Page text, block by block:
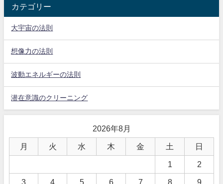
カテゴリー
大宇宙の法則
想像力の法則
波動エネルギーの法則
潜在意識のクリーニング
2026年8月
月 火 水 木 金 土 日
1 2
3 4 5 6 7 8 9